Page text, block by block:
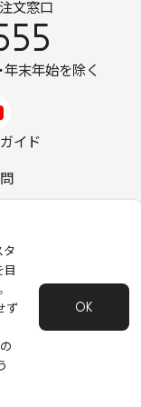
文窓口
年末年始を除く
イド
めに
社概要
約
CO.,Ltd
タ
目
ず
OK